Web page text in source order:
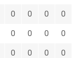
0 0 0 0
0 0 0 0
0 0 0 0